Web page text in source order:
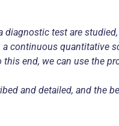
test are
continuous
end, we can use the
and detailed, and the